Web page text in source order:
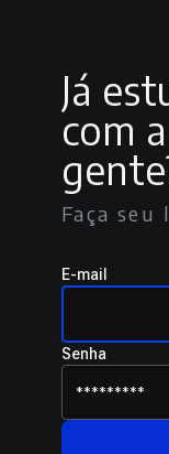
Já
com a
Faça seu
E-mail
Senha